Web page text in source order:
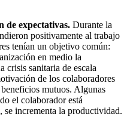
de expectativas. Durante la
positivamente al trabajo
tenían un objetivo común:
en medio la
crisis sanitaria de escala
de los colaboradores
mutuos. Algunas
el colaborador está
incrementa la productividad.